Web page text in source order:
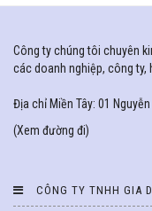
Công ty chúng tôi chuyên
các doanh nghiệp, công ty,
Địa chỉ Miền Tây: 01
(Xem đường đi)
CÔNG TY TNHH GIA